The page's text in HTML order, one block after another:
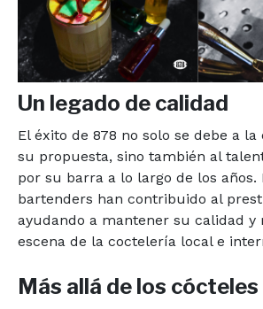
Un legado de calidad
El éxito de 878 no solo se debe a
su propuesta, sino también al
por su barra a lo largo de los años.
bartenders han contribuido al
ayudando a mantener su calidad y
escena de la coctelería local e
Más allá de los cócteles